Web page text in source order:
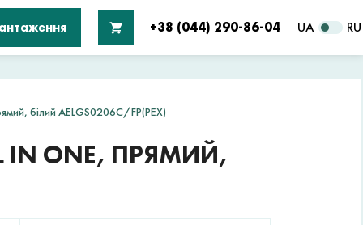
+38 (044) 290-86-04 UA RU
білий AELGS0206C/FP(PEX)
IN ONE, ПРЯМИЙ,